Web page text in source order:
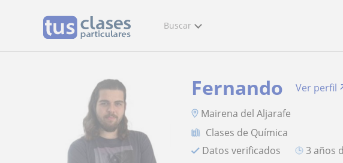
Buscar
Fernando
Ver perfil
Mairena del Aljarafe
Clases de Química
Datos verificados
3